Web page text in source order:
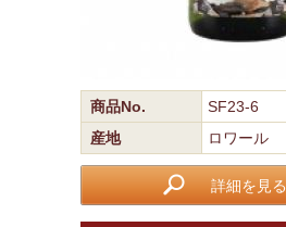
商品No. SF23-6
産地
ロワール
詳細を見る